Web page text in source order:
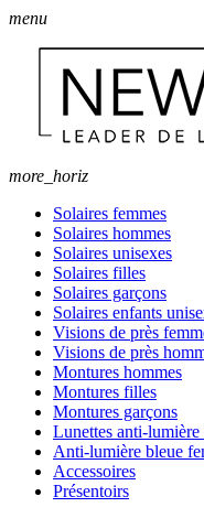
menu
more_horiz
Solaires femmes
Solaires hommes
Solaires unisexes
Solaires filles
Solaires garçons
Solaires enfants
Visions de près
Visions de près
Montures hommes
Montures filles
Montures garçons
Lunettes anti-lumière
Anti-lumière bleue
Accessoires
Présentoirs